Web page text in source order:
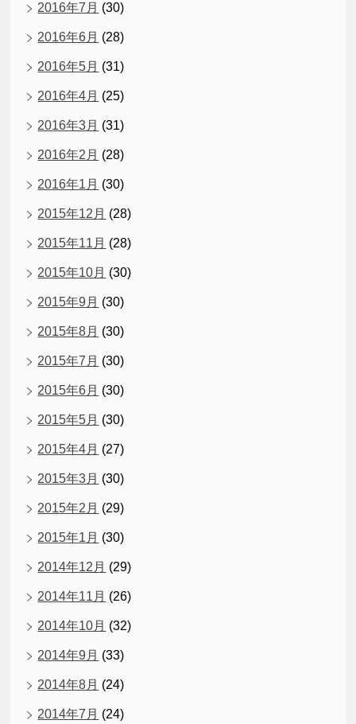
2016年7月 (30)
2016年6月 (28)
2016年5月 (31)
2016年4月 (25)
2016年3月 (31)
2016年2月 (28)
2016年1月 (30)
2015年12月 (28)
2015年11月 (28)
2015年10月 (30)
2015年9月 (30)
2015年8月 (30)
2015年7月 (30)
2015年6月 (30)
2015年5月 (30)
2015年4月 (27)
2015年3月 (30)
2015年2月 (29)
2015年1月 (30)
2014年12月 (29)
2014年11月 (26)
2014年10月 (32)
2014年9月 (33)
2014年8月 (24)
2014年7月 (24)